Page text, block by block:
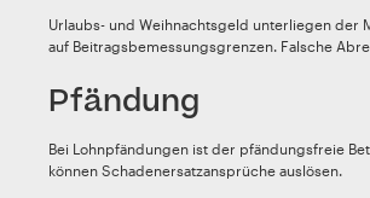
Urlaubs- und Weihnachtsgeld unterliegen der
auf Beitragsbemessungsgrenzen. Falsche
Pfändung
Bei Lohnpfändungen ist der pfändungsfreie
können Schadenersatzansprüche auslösen.